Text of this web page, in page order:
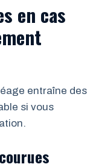
en cas
entraîne des
si vous